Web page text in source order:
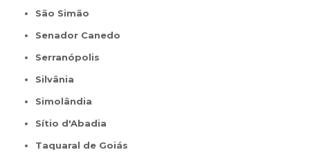
São Simão
Senador Canedo
Serranópolis
Silvânia
Simolândia
Sítio d'Abadia
Taquaral de Goiás